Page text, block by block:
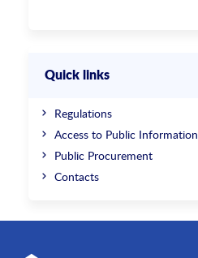
Quick links
Regulations
Access to Public Information
Public Procurement
Contacts